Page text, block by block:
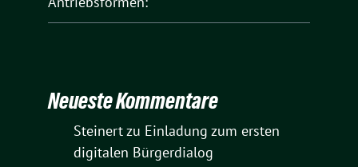
Neueste Kommentare
Steinertzu Einladung zum ersten
digitalen Bürgerdialog